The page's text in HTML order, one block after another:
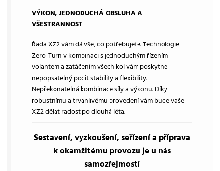
VÝKON, JEDNODUCHÁ OBSLUHA A
VŠESTRANNOST
Řada XZ2 vám dá vše, co potřebujete. Technologie
Zero-Turn v kombinaci s jednoduchým řízením
volantem a zatáčením všech kol vám poskytne
nepopsatelný pocit stability a flexibility.
Nepřekonatelná kombinace síly a výkonu. Díky
robustnímu a trvanlivému provedení vám bude vaše
XZ2 dělat radost po dlouhá léta.
Sestavení, vyzkoušení, seřízení a příprava
k okamžitému provozu je u nás
samozřejmostí